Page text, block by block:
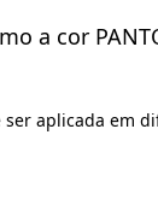
a cor
ser aplicada em